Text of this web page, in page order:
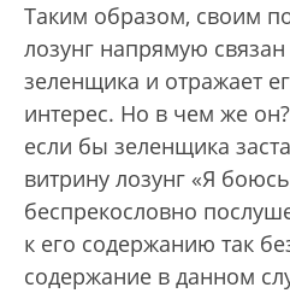
Таким образом, своим
лозунг напрямую
зеленщика и отражает
интерес. Но в чем же
если бы зеленщика
витрину лозунг «Я
беспрекословно
к его содержанию так
содержание в данном